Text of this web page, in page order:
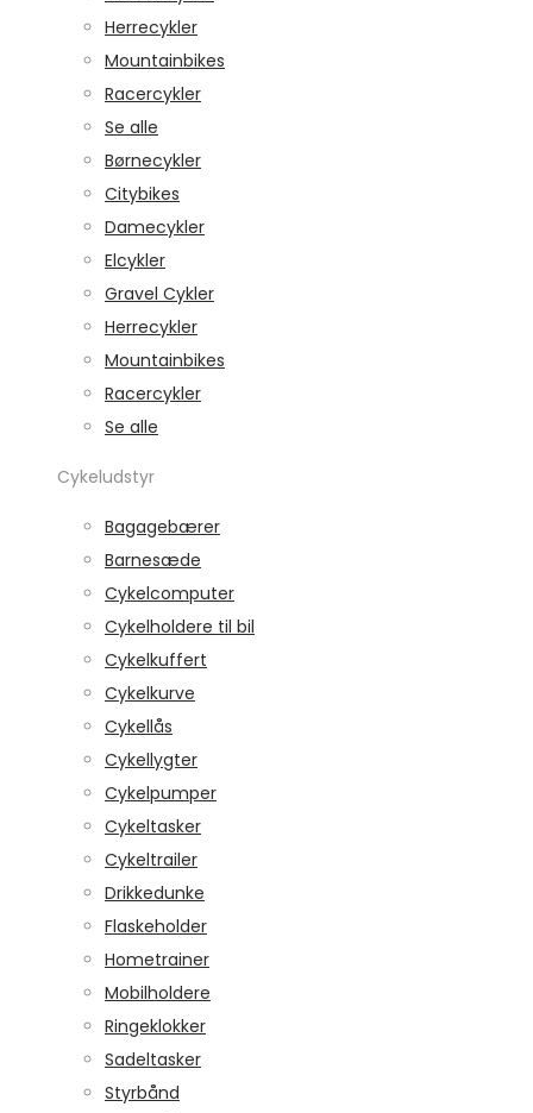
Herrecykler
Mountainbikes
Racercykler
Se alle
Børnecykler
Citybikes
Damecykler
Elcykler
Gravel Cykler
Herrecykler
Mountainbikes
Racercykler
Se alle
Cykeludstyr
Bagagebærer
Barnesæde
Cykelcomputer
Cykelholdere til bil
Cykelkuffert
Cykelkurve
Cykellås
Cykellygter
Cykelpumper
Cykeltasker
Cykeltrailer
Drikkedunke
Flaskeholder
Hometrainer
Mobilholdere
Ringeklokker
Sadeltasker
Styrbånd